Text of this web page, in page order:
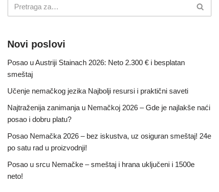
Novi poslovi
Posao u Austriji Stainach 2026: Neto 2.300 € i besplatan
smeštaj
Učenje nemačkog jezika Najbolji resursi i praktični saveti
Najtraženija zanimanja u Nemačkoj 2026 – Gde je najlakše naći
posao i dobru platu?
Posao Nemačka 2026 – bez iskustva, uz osiguran smeštaj! 24e
po satu rad u proizvodnji!
Posao u srcu Nemačke – smeštaj i hrana uključeni i 1500e
neto!